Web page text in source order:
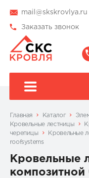
mail@skskrovlya.ru
Заказать звонок
Главная Каталог
Кровельные лестницы
черепицы
Кровельные
roofsystems
Кровельные
композитной